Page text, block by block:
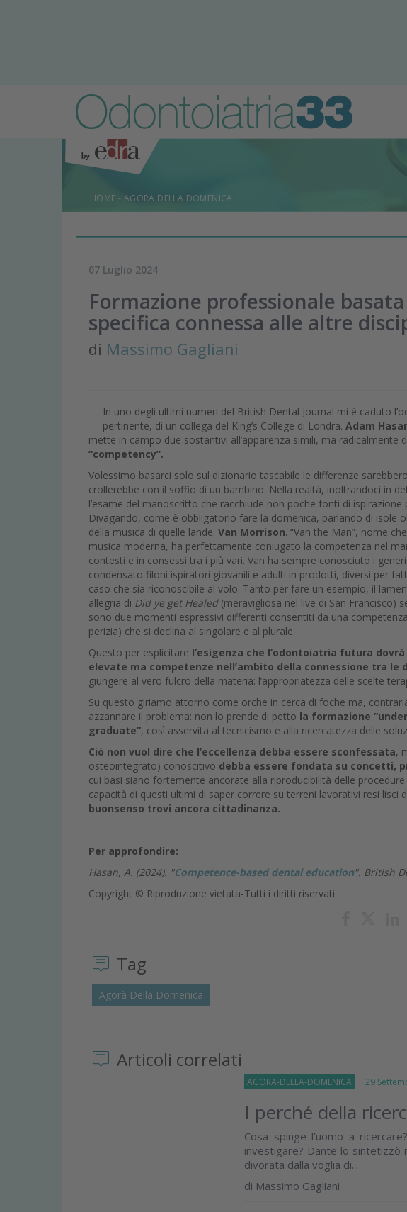
HOME - AGORÀ DELLA DOMENICA
07 Luglio 2024
Formazione professionale
specifica connessa alle altre
di Massimo Gagliani
In uno degli ultimi numeri del British Dental Journal mi è caduto
pertinente, di un collega del King’s College di Londra. Adam
mette in campo due sostantivi all’apparenza simili, ma radicalmente
“competency”.
Volessimo basarci solo sul dizionario tascabile le differenze
crollerebbe con il soffio di un bambino. Nella realtà, inoltrandoci in
l’esame del manoscritto che racchiude non poche fonti di ispirazione
Divagando, come è obbligatorio fare la domenica, parlando di isole
della musica di quelle lande: Van Morrison. “Van the Man”, nome
musica moderna, ha perfettamente coniugato la competenza nel
contesti e in consessi tra i più vari. Van ha sempre conosciuto i
condensato filoni ispiratori giovanili e adulti in prodotti, diversi per
caso che sia riconoscibile al volo. Tanto per fare un esempio, il
allegria di Did ye get Healed(meravigliosa nel live di San Francisco)
sono due momenti espressivi differenti consentiti da una
perizia) che si declina al singolare e al plurale.
Questo per esplicitare l’esigenza che l’odontoiatria futura
elevate ma competenze nell’ambito della connessione tra le
giungere al vero fulcro della materia: l’appropriatezza delle scelte
Su questo giriamo attorno come orche in cerca di foche ma,
azzannare il problema: non lo prende di petto la formazione
graduate”, così asservita al tecnicismo e alla ricercatezza delle
Ciò non vuol dire che l’eccellenza debba essere sconfessata,
osteointegrato) conoscitivo debba essere fondata su concetti,
cui basi siano fortemente ancorate alla riproducibilità delle
capacità di questi ultimi di saper correre su terreni lavorativi resi lisci
buonsenso trovi ancora cittadinanza.
Per approfondire:
Hasan, A. (2024). "Competence-based dental education". British
Copyright © Riproduzione vietata-Tutti i diritti riservati
Tag
Agorà Della Domenica
Articoli correlati
AGORA-DELLA-DOMENICA 29
I perché della
Cosa spinge l’uomo a
investigare? Dante lo sintetizzò
divorata dalla voglia di...
di Massimo Gagliani